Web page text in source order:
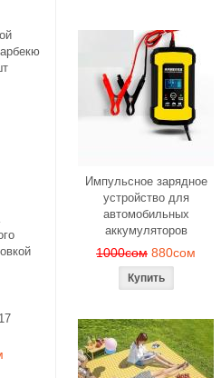
Импульсное зарядное
устройство для
автомобильных
аккумуляторов
1000сом 880сом